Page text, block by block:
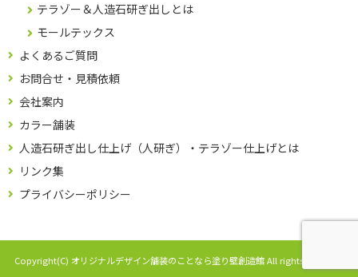
テラゾー＆人造石研ぎ出しとは
モールテックス
よくあるご質問
お問合せ・見積依頼
会社案内
カラー舗装
人造石研ぎ出し仕上げ（人研ぎ）・テラゾー仕上げとは
リンク集
プライバシーポリシー
Copyright(C) オリジナルデザイン舗装のことなら塗り壁創造館 All rights reserved.